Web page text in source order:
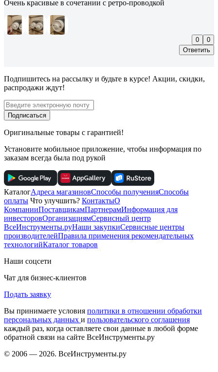
Очень красивые в сочетании с ретро-проводкой
Ответить
0 0
Подпишитесь на рассылку и будьте в курсе! Акции, скидки,
распродажи ждут!
Подписаться
Оригинальные товары с гарантией!
Установите мобильное приложение, чтобы информация по
заказам всегда была под рукой
КаталогАдреса магазиновСпособы полученияСпособы
оплаты Что улучшить? КонтактыО
КомпанииПоставщикамПартнерамИнформация для
инвесторовОрганизациямСервисный центр
ВсеИнструменты.руНаши закупкиСервисные центры
производителейПравила применения рекомендательных
технологийКаталог товаров
Наши соцсети
Чат для бизнес-клиентов
Подать заявку
Вы принимаете условия политики в отношении обработки
персональных данных и пользовательского соглашения
каждый раз, когда оставляете свои данные в любой форме
обратной связи на сайте ВсеИнструменты.ру
© 2006 — 2026. ВсеИнструменты.ру